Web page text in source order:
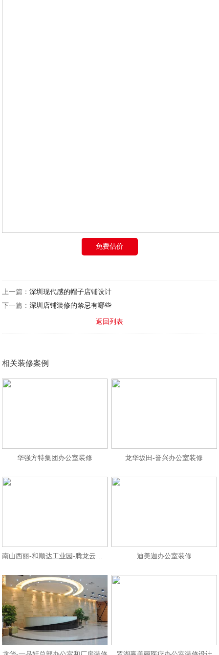
免费估价
上一篇：深圳现代感的帽子店铺设计
下一篇：深圳店铺装修的禁忌有哪些
返回列表
相关装修案例
华强方特集团办公室装修 龙华坂田-誉兴办公室装修
迪美迦办公室装修